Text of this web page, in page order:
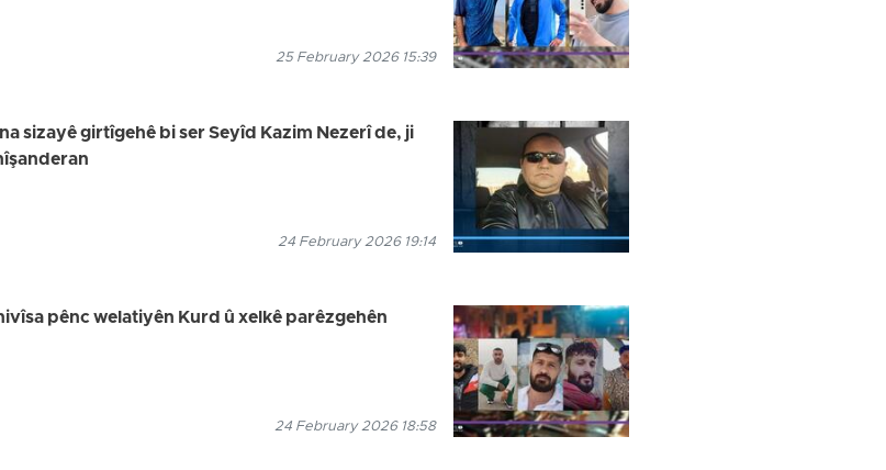
25 February 2026 15:39
sizayê girtîgehê bi ser Seyîd Kazim Nezerî de, ji
24 February 2026 19:14
pênc welatiyên Kurd û xelkê parêzgehên
24 February 2026 18:58